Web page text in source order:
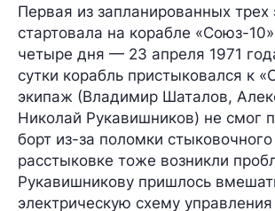
Первая из запланированных трех
стартовала на корабле «Союз-
четыре дня — 23 апреля 1971
сутки корабль пристыковался к
экипаж (Владимир Шаталов,
Николай Рукавишников) не смог
борт из-за поломки
расстыковке тоже возникли
Рукавишникову пришлось
электрическую схему